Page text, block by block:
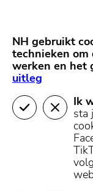
Mijn regio
NH gebruikt
technieken
werken en het
uitleg
Ik
sta